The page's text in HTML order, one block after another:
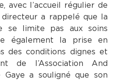
avec l’accueil régulier de
a rappelé que la
se limite pas aux soins
également la prise en
des conditions dignes et
de l’Association And
Gaye a souligné que son